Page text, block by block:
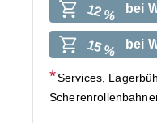
12 % bei
15 % bei
Services,